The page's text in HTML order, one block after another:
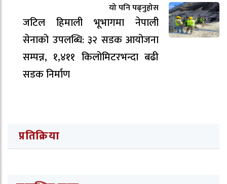
यो पनि पढ्नुहोस
जटिल हिमाली भूभागमा नेपाली
सेनाको उपलब्धि: ३२ सडक आयोजना
सम्पन्न, १,४११ किलोमिटरभन्दा बढी
सडक निर्माण
प्रतिक्रिया